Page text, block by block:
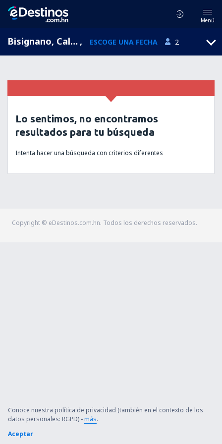
Menú
Bisignano, Calabria, Italia , ESCOGE UNA FECHA 2
Lo sentimos, no encontramos
resultados para tu búsqueda
Intenta hacer una búsqueda con criterios diferentes
Copyright © eDestinos.com.hn. Todos los derechos reservados.
Conoce nuestra política de privacidad (también en el contexto de los
datos personales: RGPD) -más.
Aceptar